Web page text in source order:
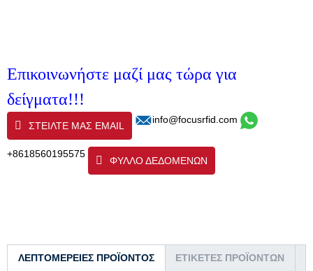
Επικοινωνήστε μαζί μας τώρα για
δείγματα!!!
ΣΤΕΊΛΤΕ ΜΑΣ EMAIL
info@focusrfid.com
+8618560195575
ΦΥΛΛΟ ΔΕΔΟΜΕΝΩΝ
ΛΕΠΤΟΜΈΡΕΙΕΣ ΠΡΟΪΌΝΤΟΣ ΕΤΙΚΈΤΕΣ ΠΡΟΪΌΝΤΩΝ